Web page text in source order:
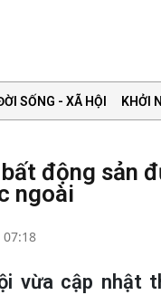
SỐNG - XÃ HỘI KHỞI
động sản
ngoài
vừa cập nhật